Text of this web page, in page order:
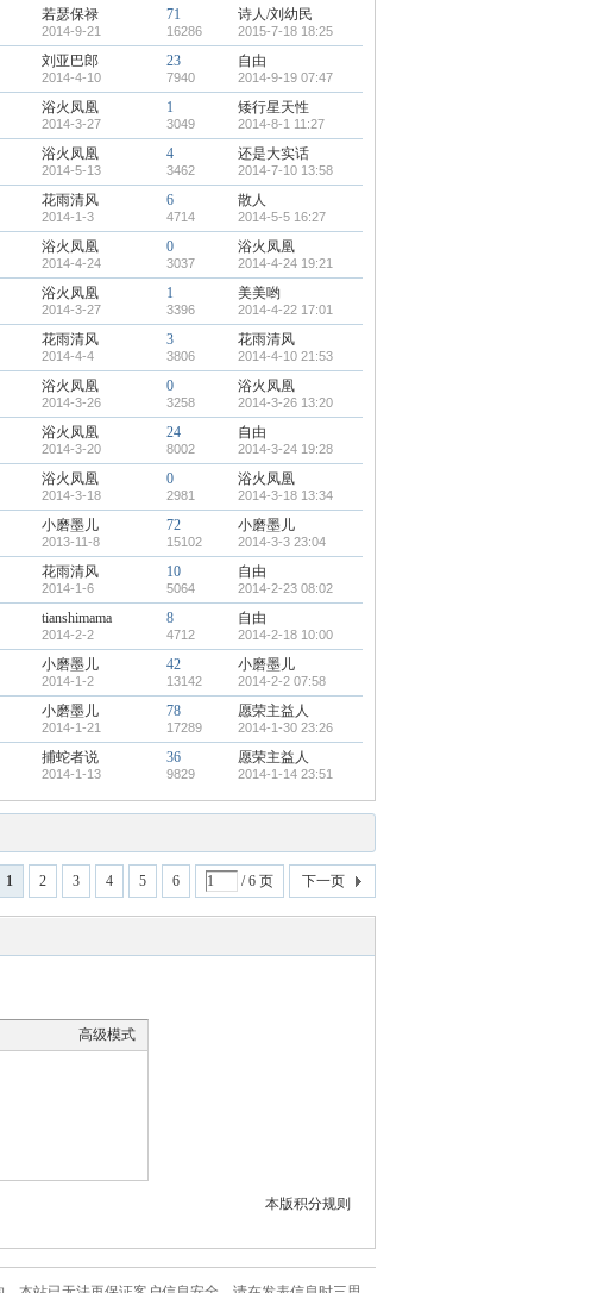
若瑟保禄
2014-9-21
71
16286
诗人/刘幼民
2015-7-18 18:25
刘亚巴郎
2014-4-10
23
7940
自由
2014-9-19 07:47
浴火凤凰
2014-3-27
1
3049
矮行星天性
2014-8-1 11:27
浴火凤凰
2014-5-13
4
3462
还是大实话
2014-7-10 13:58
花雨清风
2014-1-3
6
4714
散人
2014-5-5 16:27
浴火凤凰
2014-4-24
0
3037
浴火凤凰
2014-4-24 19:21
浴火凤凰
2014-3-27
1
3396
美美哟
2014-4-22 17:01
花雨清风
2014-4-4
3
3806
花雨清风
2014-4-10 21:53
浴火凤凰
2014-3-26
0
3258
浴火凤凰
2014-3-26 13:20
浴火凤凰
2014-3-20
24
8002
自由
2014-3-24 19:28
浴火凤凰
2014-3-18
0
2981
浴火凤凰
2014-3-18 13:34
小磨墨儿
2013-11-8
72
15102
小磨墨儿
2014-3-3 23:04
花雨清风
2014-1-6
10
5064
自由
2014-2-23 08:02
tianshimama
2014-2-2
8
4712
自由
2014-2-18 10:00
小磨墨儿
2014-1-2
42
13142
小磨墨儿
2014-2-2 07:58
小磨墨儿
2014-1-21
78
17289
愿荣主益人
2014-1-30 23:26
捕蛇者说
2014-1-13
36
9829
愿荣主益人
2014-1-14 23:51
1 2 3 4 5 6 / 6 页 下一页
高级模式
本版积分规则